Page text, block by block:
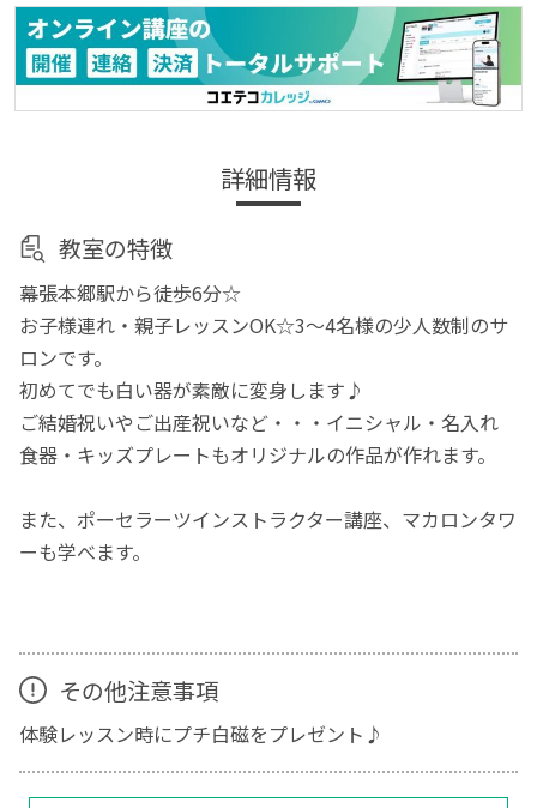
詳細情報
教室の特徴
幕張本郷駅から徒歩6分☆
お子様連れ・親子レッスンOK☆3～4名様の少人数制のサ
ロンです。
初めてでも白い器が素敵に変身します♪
ご結婚祝いやご出産祝いなど・・・イニシャル・名入れ
食器・キッズプレートもオリジナルの作品が作れます。
また、ポーセラーツインストラクター講座、マカロンタワ
ーも学べます。
その他注意事項
体験レッスン時にプチ白磁をプレゼント♪